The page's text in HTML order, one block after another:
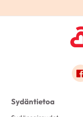
Sydäntietoa